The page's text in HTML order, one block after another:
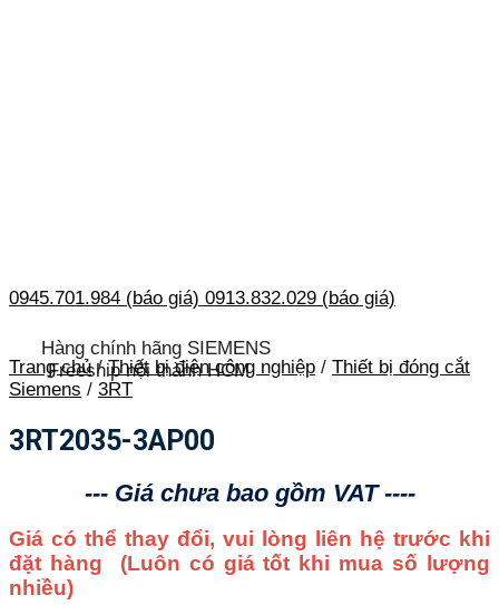
0945.701.984 (báo giá) 0913.832.029 (báo giá)
Hàng chính hãng SIEMENS
Freeship nội thành HCM
Trang chủ / Thiết bị điện công nghiệp / Thiết bị đóng cắt
Siemens / 3RT
3RT2035-3AP00
--- Giá chưa bao gồm VAT ----
Giá có thể thay đổi, vui lòng liên hệ trước khi
đặt hàng (Luôn có giá tốt khi mua số lượng
nhiều)